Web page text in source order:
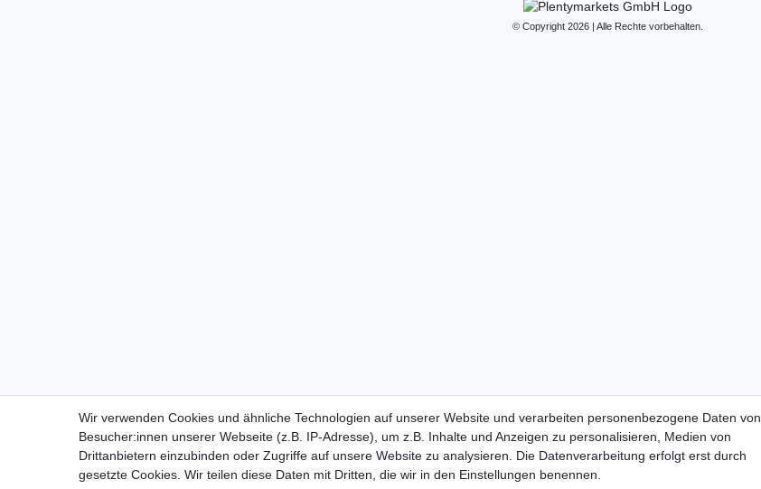
© Copyright 2026 | Alle Rechte vorbehalten.
Wir verwenden Cookies und ähnliche Technologien auf unserer Website und verarbeiten personenbezogene Daten von
Besucher:innen unserer Webseite (z.B. IP-Adresse), um z.B. Inhalte und Anzeigen zu personalisieren, Medien von
Drittanbietern einzubinden oder Zugriffe auf unsere Website zu analysieren. Die Datenverarbeitung erfolgt erst durch
gesetzte Cookies. Wir teilen diese Daten mit Dritten, die wir in den Einstellungen benennen.